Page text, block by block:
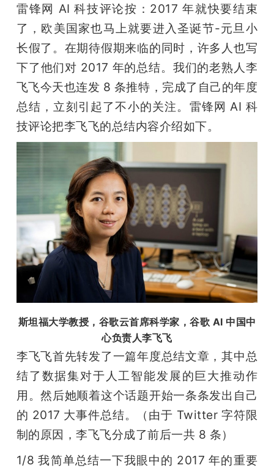
公
开
课
活
GAIR
爱
搞
机
雷锋网 AI 科技评论按：2017 年就快要结束
了，欧美国家也马上就要进入圣诞节-元旦小
长假了。在期待假期来临的同时，许多人也写
下了他们对 2017 年的总结。我们的老熟人李
飞飞今天也连发 8 条推特，完成了自己的年度
总结，立刻引起了不小的关注。雷锋网 AI 科
技评论把李飞飞的总结内容介绍如下。
斯坦福大学教授，谷歌云首席科学家，谷歌 AI 中国中
心负责人李飞飞
李飞飞首先转发了一篇年度总结文章，其中总
结了数据集对于人工智能发展的巨大推动作
用。然后她顺着这个话题开始一条条发出自己
的 2017 大事件总结。（由于 Twitter 字符限
制的原因，李飞飞分成了前后一共 8 条）
1/8 我简单总结一下我眼中的 2017 年的重要